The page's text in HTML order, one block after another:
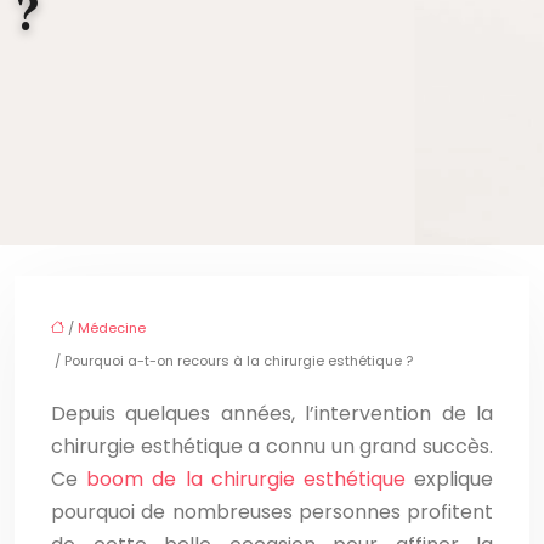
/ Médecine
/ Pourquoi a-t-on recours à la chirurgie esthétique ?
Depuis quelques années, l’intervention de la
chirurgie esthétique a connu un grand succès.
Ce boom de la chirurgie esthétique explique
pourquoi de nombreuses personnes profitent